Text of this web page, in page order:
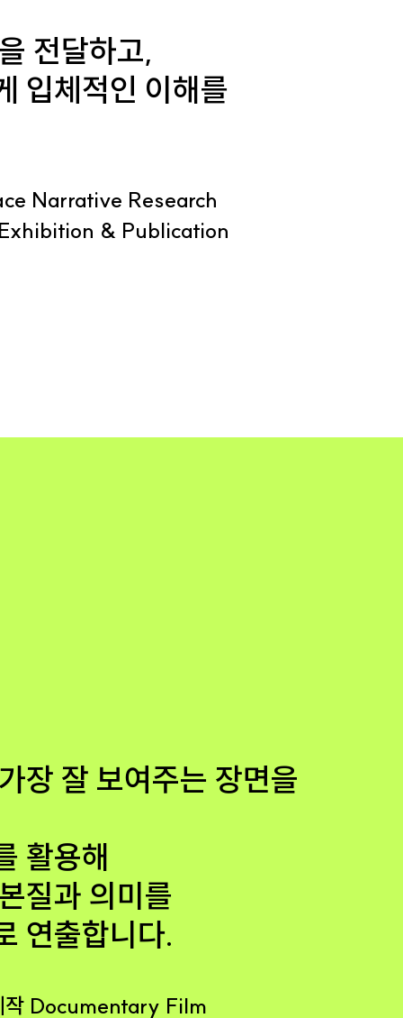
전달하고,
입체적인 이해를
Narrative Research
& Publication
장 잘 보여주는 장면을
활용해
질과 의미를
연출합니다.
작 Documentary Film